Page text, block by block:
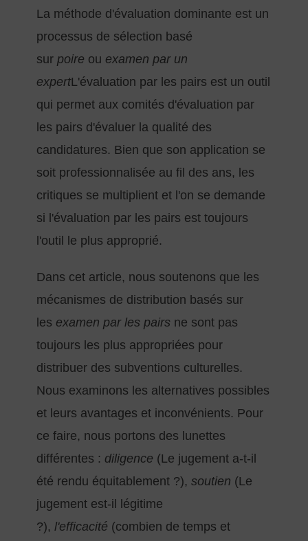
La méthode d'évaluation dominante est un
processus de sélection basé
sur poire ou examen par un
expertL'évaluation par les pairs est un outil
qui permet aux comités d'évaluation par
les pairs d'évaluer la qualité des
candidatures. Bien que son application se
soit professionnalisée au fil des ans, les
critiques se multiplient et l'on se demande
si l'évaluation par les pairs est toujours
l'outil le plus approprié.
Dans cet article, nous soutenons que les
mécanismes de distribution basés sur
les examen par les pairs ne sont pas
toujours les plus appropriées pour
distribuer des subventions culturelles.
Nous examinons les alternatives possibles
et leurs avantages et inconvénients. Pour
ce faire, nous portons des lunettes
différentes : diligence (Le jugement a-t-il
été rendu équitablement ?), soutien (Le
jugement est-il légitime
?), l'efficacité (combien de temps et